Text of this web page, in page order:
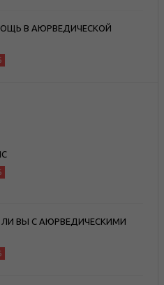
В АЮРВЕДИЧЕСКОЙ
ЛИ ВЫ С АЮРВЕДИЧЕСКИМИ